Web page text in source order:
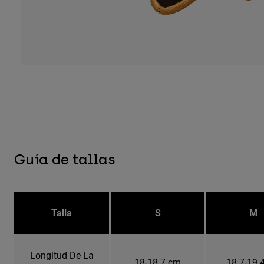
Guía de tallas
Talla S M
Longitud De La